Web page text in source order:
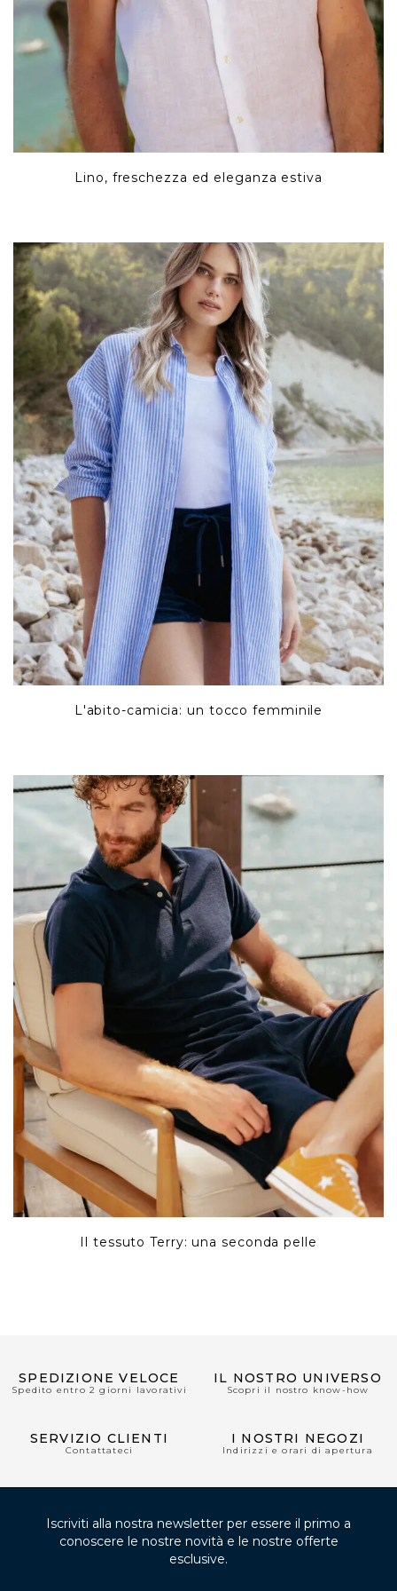
Lino, freschezza ed eleganza estiva
L'abito-camicia: un tocco femminile
Il tessuto Terry: una seconda pelle
SPEDIZIONE VELOCE
Spedito entro 2 giorni lavorativi
IL NOSTRO UNIVERSO
Scopri il nostro know-how
SERVIZIO CLIENTI
Contattateci
I NOSTRI NEGOZI
Indirizzi e orari di apertura
Iscriviti alla nostra newsletter per essere il primo a
conoscere le nostre novità e le nostre offerte
esclusive.